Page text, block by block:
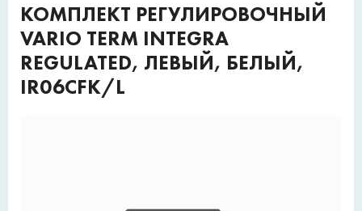
КОМПЛЕКТ РЕГУЛИРОВОЧНЫЙ
VARIO TERM INTEGRA
REGULATED, ЛЕВЫЙ, БЕЛЫЙ,
IR06CFK/L